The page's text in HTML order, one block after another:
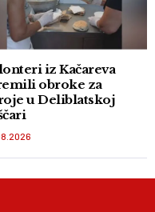
iz Kačareva
obroke za
u Deliblatskoj